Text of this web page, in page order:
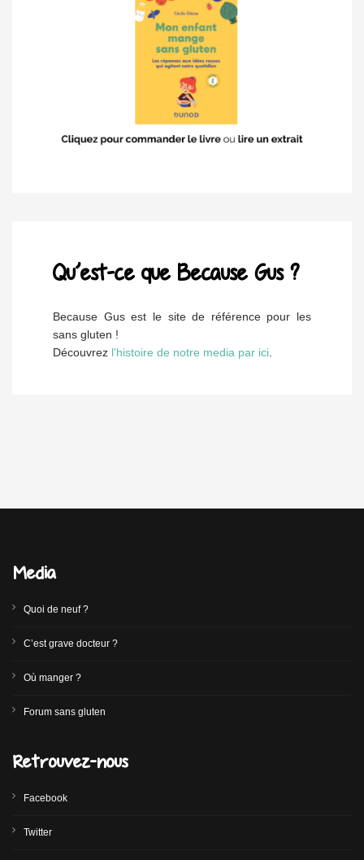
Qu’est-ce que Because Gus ?
Because Gus est le site de référence pour les
sans gluten !
Découvrez l'histoire de notre media par ici.
Media
Quoi de neuf ?
C’est grave docteur ?
Où manger ?
Forum sans gluten
Retrouvez-nous
Facebook
Twitter